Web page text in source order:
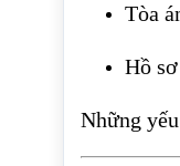
Tòa
Hồ
Những